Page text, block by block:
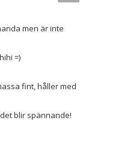
men är inte
=)
fint, håller med
det blir spännande!